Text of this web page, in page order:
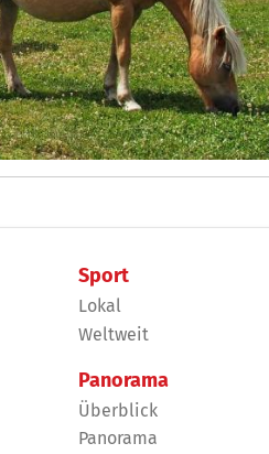
Sport
Lokal
Weltweit
Panorama
Überblick
Panorama